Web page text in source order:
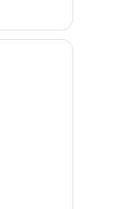
만 하거나
종만 팀
건을 명확
니다. 괜
정말 도움
니다.
사후관
되는 경우